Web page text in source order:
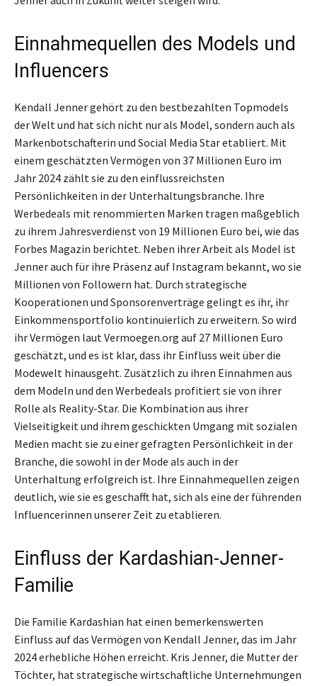
Einnahmequellen des Models und
Influencers
Kendall Jenner gehört zu den bestbezahlten Topmodels
der Welt und hat sich nicht nur als Model, sondern auch als
Markenbotschafterin und Social Media Star etabliert. Mit
einem geschätzten Vermögen von 37 Millionen Euro im
Jahr 2024 zählt sie zu den einflussreichsten
Persönlichkeiten in der Unterhaltungsbranche. Ihre
Werbedeals mit renommierten Marken tragen maßgeblich
zu ihrem Jahresverdienst von 19 Millionen Euro bei, wie das
Forbes Magazin berichtet. Neben ihrer Arbeit als Model ist
Jenner auch für ihre Präsenz auf Instagram bekannt, wo sie
Millionen von Followern hat. Durch strategische
Kooperationen und Sponsorenverträge gelingt es ihr, ihr
Einkommensportfolio kontinuierlich zu erweitern. So wird
ihr Vermögen laut Vermoegen.org auf 27 Millionen Euro
geschätzt, und es ist klar, dass ihr Einfluss weit über die
Modewelt hinausgeht. Zusätzlich zu ihren Einnahmen aus
dem Modeln und den Werbedeals profitiert sie von ihrer
Rolle als Reality-Star. Die Kombination aus ihrer
Vielseitigkeit und ihrem geschickten Umgang mit sozialen
Medien macht sie zu einer gefragten Persönlichkeit in der
Branche, die sowohl in der Mode als auch in der
Unterhaltung erfolgreich ist. Ihre Einnahmequellen zeigen
deutlich, wie sie es geschafft hat, sich als eine der führenden
Influencerinnen unserer Zeit zu etablieren.
Einfluss der Kardashian-Jenner-
Familie
Die Familie Kardashian hat einen bemerkenswerten
Einfluss auf das Vermögen von Kendall Jenner, das im Jahr
2024 erhebliche Höhen erreicht. Kris Jenner, die Mutter der
Töchter, hat strategische wirtschaftliche Unternehmungen